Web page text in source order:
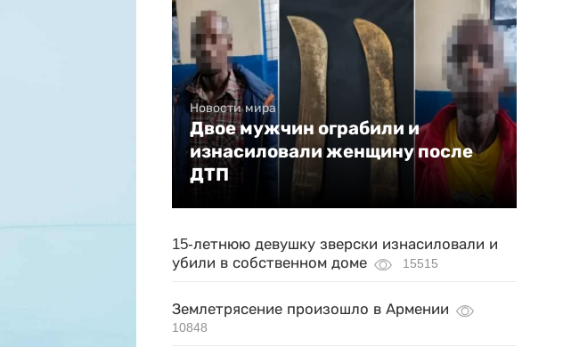
Новости мира
Двое мужчин ограбили и
изнасиловали женщину после
ДТП
15-летнюю девушку зверски изнасиловали и
убили в собственном доме
15515
Землетрясение произошло в Армении
10848